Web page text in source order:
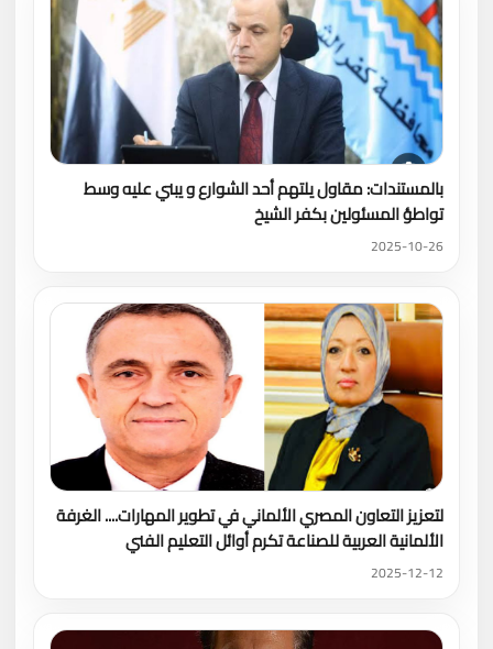
بالمستندات: مقاول يلتهم أحد الشوارع و يبني عليه وسط
تواطؤ المسئولين بكفر الشيخ
2025-10-26
لتعزيز التعاون المصري الألماني في تطوير المهارات.... الغرفة
الألمانية العربية للصناعة تكرم أوائل التعليم الفني
2025-12-12